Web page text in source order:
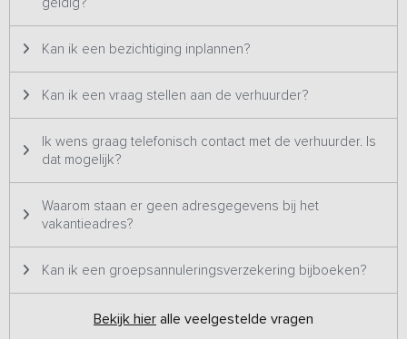
Kan ik een bezichtiging inplannen?
Kan ik een vraag stellen aan de verhuurder?
Ik wens graag telefonisch contact met de verhuurder. Is
dat mogelijk?
Waarom staan er geen adresgegevens bij het
vakantieadres?
Kan ik een groepsannuleringsverzekering bijboeken?
Bekijk hier alle veelgestelde vragen